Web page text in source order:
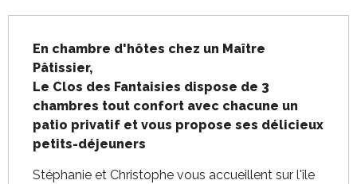
En chambre d'hôtes chez un Maître
Pâtissier,
Le Clos des Fantaisies dispose de 3
chambres tout confort avec chacune un
patio privatif et vous propose ses délicieux
petits-déjeuners
Stéphanie et Christophe vous accueillent sur l'île